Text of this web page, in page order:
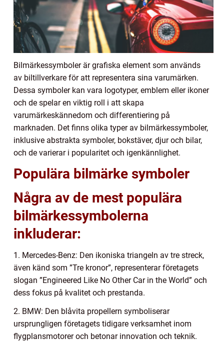
Bilmärkessymboler är grafiska element som används
av biltillverkare för att representera sina varumärken.
Dessa symboler kan vara logotyper, emblem eller ikoner
och de spelar en viktig roll i att skapa
varumärkeskännedom och differentiering på
marknaden. Det finns olika typer av bilmärkessymboler,
inklusive abstrakta symboler, bokstäver, djur och bilar,
och de varierar i popularitet och igenkännlighet.
Populära bilmärke symboler
Några av de mest populära
bilmärkessymbolerna
inkluderar:
1. Mercedes-Benz: Den ikoniska triangeln av tre streck,
även känd som ”Tre kronor”, representerar företagets
slogan ”Engineered Like No Other Car in the World” och
dess fokus på kvalitet och prestanda.
2. BMW: Den blåvita propellern symboliserar
ursprungligen företagets tidigare verksamhet inom
flygplansmotorer och betonar innovation och teknik.